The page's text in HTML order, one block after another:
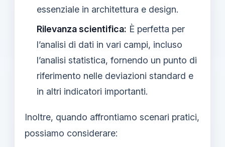
essenziale in architettura e design.
Rilevanza scientifica: È perfetta per
l’analisi di dati in vari campi, incluso
l’analisi statistica, fornendo un punto di
riferimento nelle deviazioni standard e
in altri indicatori importanti.
Inoltre, quando affrontiamo scenari pratici,
possiamo considerare: